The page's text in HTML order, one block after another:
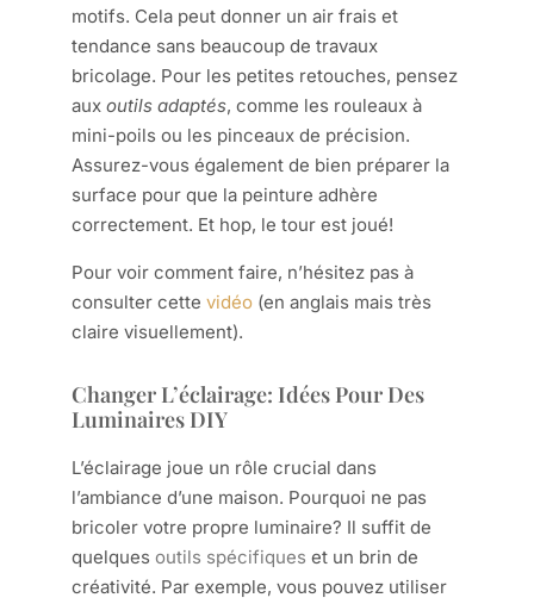
motifs. Cela peut donner un air frais et
tendance sans beaucoup de travaux
bricolage. Pour les petites retouches, pensez
aux outils adaptés, comme les rouleaux à
mini-poils ou les pinceaux de précision.
Assurez-vous également de bien préparer la
surface pour que la peinture adhère
correctement. Et hop, le tour est joué!
Pour voir comment faire, n’hésitez pas à
consulter cette vidéo (en anglais mais très
claire visuellement).
Changer L’éclairage: Idées Pour Des
Luminaires DIY
L’éclairage joue un rôle crucial dans
l’ambiance d’une maison. Pourquoi ne pas
bricoler votre propre luminaire? Il suffit de
quelques outils spécifiques et un brin de
créativité. Par exemple, vous pouvez utiliser